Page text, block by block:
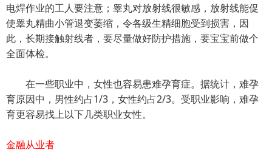
电焊作业的工人要注意；睾丸对放射线很敏感，放射线能促
使睾丸精曲小管退变萎缩，令各级生精细胞受到损害，因
此，长期接触射线者，要尽量做好防护措施，要宝宝前做个
全面体检。
在一些职业中，女性也容易患难孕育症。据统计，难孕
育原因中，男性约占1/3，女性约占2/3。受职业影响，难孕
育更容易找上以下几类职业女性。
金融从业者